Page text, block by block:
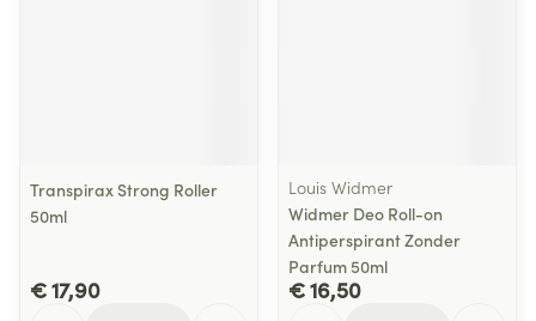
Transpirax Strong Roller
50ml
€ 17,90
Louis Widmer
Widmer Deo Roll-on
Antiperspirant Zonder
Parfum 50ml
€ 16,50